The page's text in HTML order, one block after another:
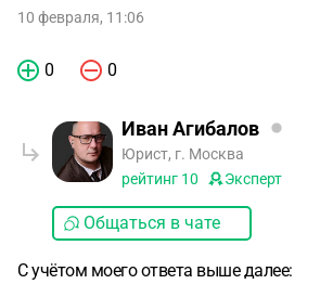
10 февраля, 11:06
0 0
Иван Агибалов
Юрист, г. Москва
рейтинг 10 Эксперт
Общаться в чате
С учётом моего ответа выше далее: